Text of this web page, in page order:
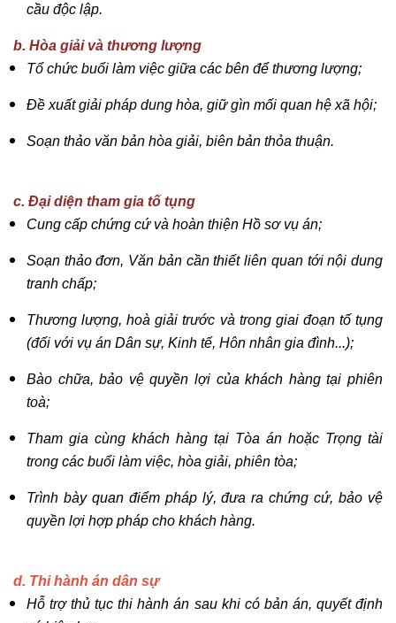
cầu độc lập.
b. Hòa giải và thương lượng
Tổ chức buổi làm việc giữa các bên để thương lượng;
Đề xuất giải pháp dung hòa, giữ gìn mối quan hệ xã hội;
Soạn thảo văn bản hòa giải, biên bản thỏa thuận.
c. Đại diện tham gia tố tụng
Cung cấp chứng cứ và hoàn thiện Hồ sơ vụ án;
Soạn thảo đơn, Văn bản cần thiết liên quan tới nội dung
tranh chấp;
Thương lượng, hoà giải trước và trong giai đoạn tố tụng
(đối với vụ án Dân sự, Kinh tế, Hôn nhân gia đình...);
Bào chữa, bảo vệ quyền lợi của khách hàng tại phiên
toà;
Tham gia cùng khách hàng tại Tòa án hoặc Trọng tài
trong các buổi làm việc, hòa giải, phiên tòa;
Trình bày quan điểm pháp lý, đưa ra chứng cứ, bảo vệ
quyền lợi hợp pháp cho khách hàng.
d. Thi hành án dân sự
Hỗ trợ thủ tục thi hành án sau khi có bản án, quyết định